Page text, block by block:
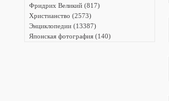
Фридрих Великий (817)
Христианство (2573)
Энциклопедии (13387)
Японская фотография (140)